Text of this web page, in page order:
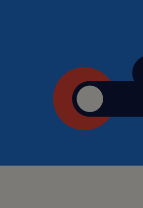
Randstad's mission is to
that we welcome